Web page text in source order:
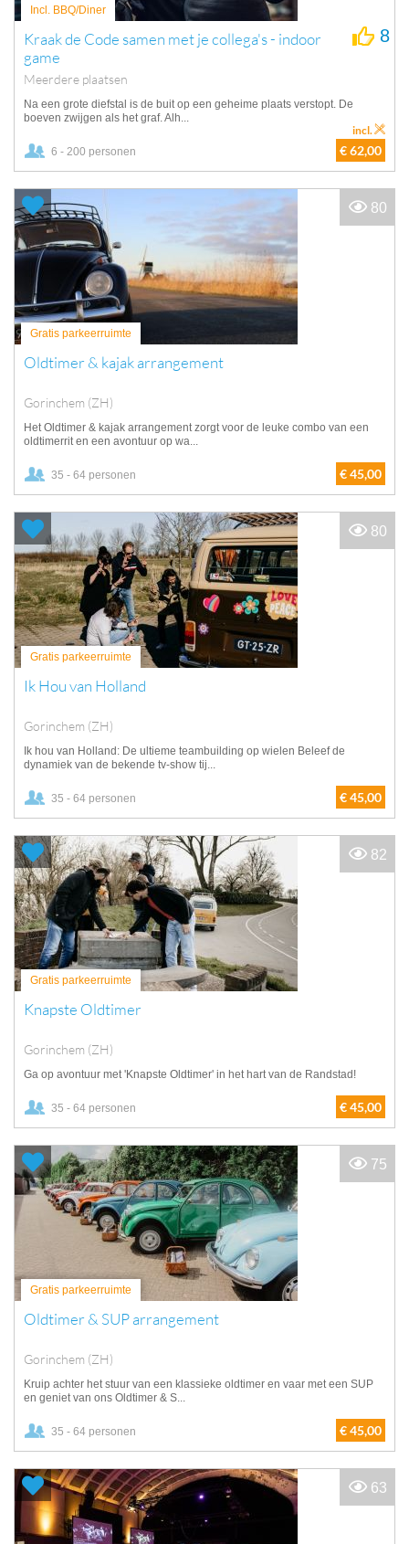
Incl. BBQ/Diner
Kraak de Code samen met je collega's - indoor
game
Meerdere plaatsen
8
Na een grote diefstal is de buit op een geheime plaats verstopt. De
boeven zwijgen als het graf. Alh...
6 - 200 personen € 62,00
incl.
Gratis parkeerruimte
Oldtimer & kajak arrangement
Gorinchem (ZH)
Het Oldtimer & kajak arrangement zorgt voor de leuke combo van een
oldtimerrit en een avontuur op wa...
35 - 64 personen € 45,00
80
Gratis parkeerruimte
Ik Hou van Holland
Gorinchem (ZH)
Ik hou van Holland: De ultieme teambuilding op wielen Beleef de
dynamiek van de bekende tv-show tij...
35 - 64 personen € 45,00
80
Gratis parkeerruimte
Knapste Oldtimer
Gorinchem (ZH)
Ga op avontuur met 'Knapste Oldtimer' in het hart van de Randstad!
35 - 64 personen € 45,00
82
Gratis parkeerruimte
Oldtimer & SUP arrangement
Gorinchem (ZH)
Kruip achter het stuur van een klassieke oldtimer en vaar met een SUP
en geniet van ons Oldtimer & S...
35 - 64 personen € 45,00
75
63